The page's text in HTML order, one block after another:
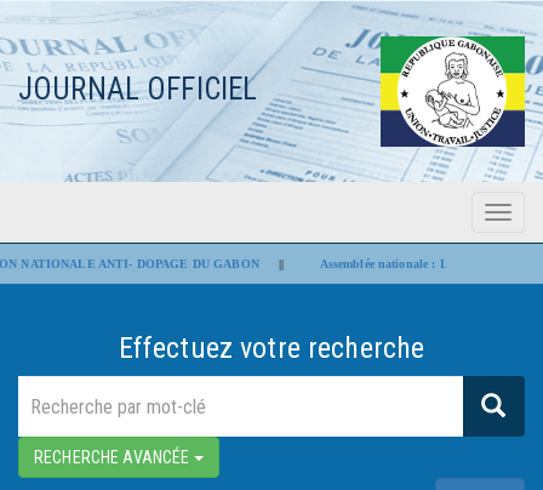
JOURNAL OFFICIEL
Menu
ANTI- DOPAGE DU GABON|| Assemblée nationale : Les projets de loi portant
Effectuez votre recherche
RECHERCHE AVANCÉE